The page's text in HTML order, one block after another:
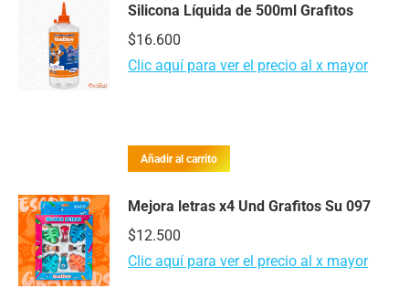
Silicona Líquida de 500ml Grafitos
$16.600
Clic aquí para ver el precio al x mayor
Añadir al carrito
Mejora letras x4 Und Grafitos Su 097
$12.500
Clic aquí para ver el precio al x mayor